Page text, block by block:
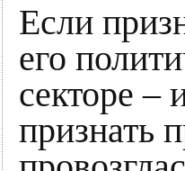
Если
его
секторе –
признать